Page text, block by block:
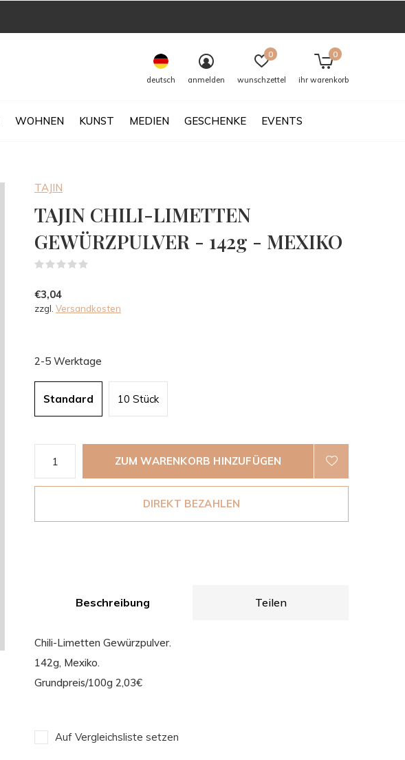
WOHNEN KUNST MEDIEN GESCHENKE EVENTS
deutsch anmelden wunschzettel
0
ihr warenkorb
0
TAJIN
TAJIN CHILI-LIMETTEN
GEWÜRZPULVER - 142g - MEXIKO
€3,04
zzgl. Versandkosten
2-5 Werktage
Standard 10 Stück
ZUM WARENKORB HINZUFÜGEN
DIREKT BEZAHLEN
Beschreibung Teilen
Chili-Limetten Gewürzpulver.
142g, Mexiko.
Grundpreis/100g 2,03€
Auf Vergleichsliste setzen